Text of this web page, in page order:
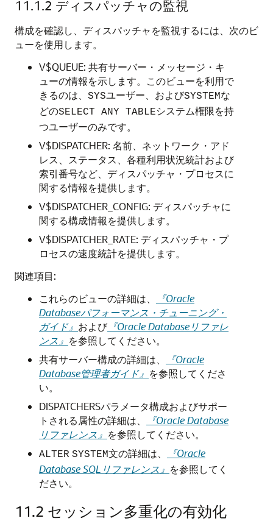
11.1.2 ディスパッチャの監視
構成を確認し、ディスパッチャを監視するには、次のビ
ューを使用します。
V$QUEUE: 共有サーバー・メッセージ・キ
ューの情報を示します。このビューを利用で
きるのは、 SYSユーザー、およびSYSTEMな
どのSELECT ANY TABLEシステム権限を持
つユーザーのみです。
V$DISPATCHER: 名前、ネットワーク・アド
レス、ステータス、各種利用状況統計および
索引番号など、ディスパッチャ・プロセスに
関する情報を提供します。
V$DISPATCHER_CONFIG: ディスパッチャに
関する構成情報を提供します。
V$DISPATCHER_RATE: ディスパッチャ・プ
ロセスの速度統計を提供します。
関連項目:
これらのビューの詳細は、
『Oracle
Databaseパフォーマンス・チューニング・
ガイド』 および『Oracle Databaseリファレ
ンス』 を参照してください。
共有サーバー構成の詳細は、
『Oracle
Database管理者ガイド』 を参照してくださ
い。
DISPATCHERSパラメータ構成およびサポー
トされる属性の詳細は、
『Oracle Database
リファレンス』 を参照してください。
ALTER SYSTEM文の詳細は、
『Oracle
Database SQLリファレンス』 を参照してく
ださい。
11.2 セッション多重化の有効化